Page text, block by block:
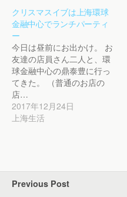
クリスマスイブは上海環球
金融中心でランチパーティ
ー
今日は昼前にお出かけ。 お
友達の店員さん二人と、環
球金融中心の鼎泰豊に行っ
てきた。 （普通のお店の
店…
2017年12月24日
上海生活
Previous Post